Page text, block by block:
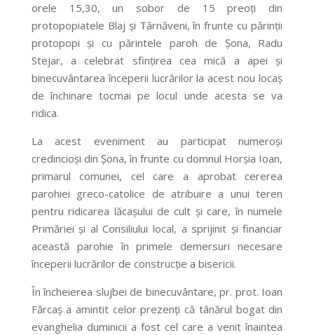
orele 15,30, un sobor de 15 preoţi din
protopopiatele Blaj şi Târnăveni, în frunte cu părinţii
protopopi şi cu părintele paroh de Şona, Radu
Stejar, a celebrat sfinţirea cea mică a apei şi
binecuvântarea începerii lucrărilor la acest nou locaş
de închinare tocmai pe locul unde acesta se va
ridica.
La acest eveniment au participat numeroşi
credincioşi din Şona, în frunte cu domnul Horşia Ioan,
primarul comunei, cel care a aprobat cererea
parohiei greco-catolice de atribuire a unui teren
pentru ridicarea lăcaşului de cult şi care, în numele
Primăriei şi al Consiliului local, a sprijinit şi financiar
această parohie în primele demersuri necesare
începerii lucrărilor de construcţie a bisericii.
În încheierea slujbei de binecuvântare, pr. prot. Ioan
Fărcaş a amintit celor prezenţi că tânărul bogat din
evanghelia duminicii a fost cel care a venit înaintea